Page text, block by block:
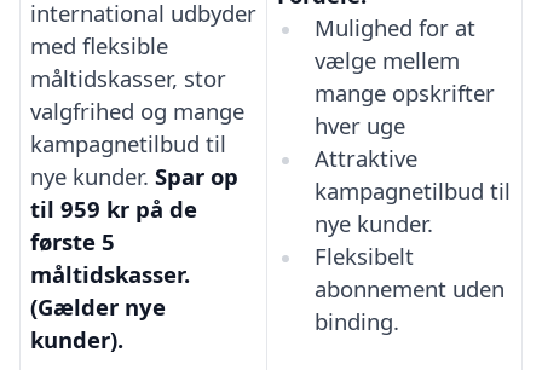
international udbyder
med fleksible
måltidskasser, stor
valgfrihed og mange
kampagnetilbud til
nye kunder. Spar op
til 959 kr på de
første 5
måltidskasser.
(Gælder nye
kunder).
Mulighed for at
vælge mellem
mange opskrifter
hver uge
Attraktive
kampagnetilbud til
nye kunder.
Fleksibelt
abonnement uden
binding.